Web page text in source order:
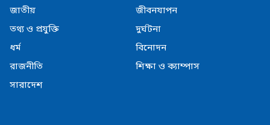
জাতীয়
জীবনযাপন
তথ্য ও প্রযুক্তি
দুর্ঘটনা
ধর্ম
বিনোদন
রাজনীতি
শিক্ষা ও ক্যাম্পাস
সারাদেশ